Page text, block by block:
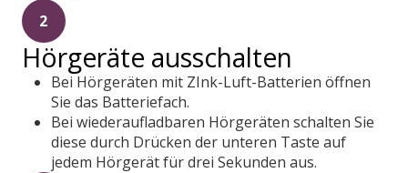
2
Hörgeräte ausschalten
Bei Hörgeräten mit ZInk-Luft-Batterien öffnen
Sie das Batteriefach.
Bei wiederaufladbaren Hörgeräten schalten Sie
diese durch Drücken der unteren Taste auf
jedem Hörgerät für drei Sekunden aus.